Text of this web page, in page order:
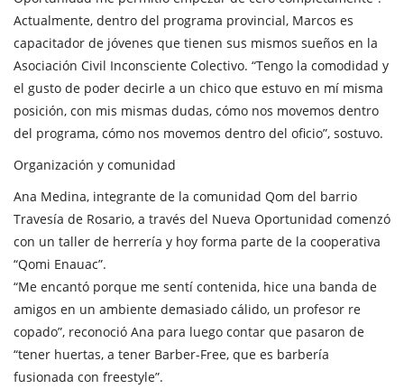
Actualmente, dentro del programa provincial, Marcos es
capacitador de jóvenes que tienen sus mismos sueños en la
Asociación Civil Inconsciente Colectivo. “Tengo la comodidad y
el gusto de poder decirle a un chico que estuvo en mí misma
posición, con mis mismas dudas, cómo nos movemos dentro
del programa, cómo nos movemos dentro del oficio”, sostuvo.
Organización y comunidad
Ana Medina, integrante de la comunidad Qom del barrio
Travesía de Rosario, a través del Nueva Oportunidad comenzó
con un taller de herrería y hoy forma parte de la cooperativa
“Qomi Enauac”.
“Me encantó porque me sentí contenida, hice una banda de
amigos en un ambiente demasiado cálido, un profesor re
copado”, reconoció Ana para luego contar que pasaron de
“tener huertas, a tener Barber-Free, que es barbería
fusionada con freestyle”.